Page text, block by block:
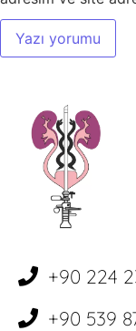
+90 224
+90 539